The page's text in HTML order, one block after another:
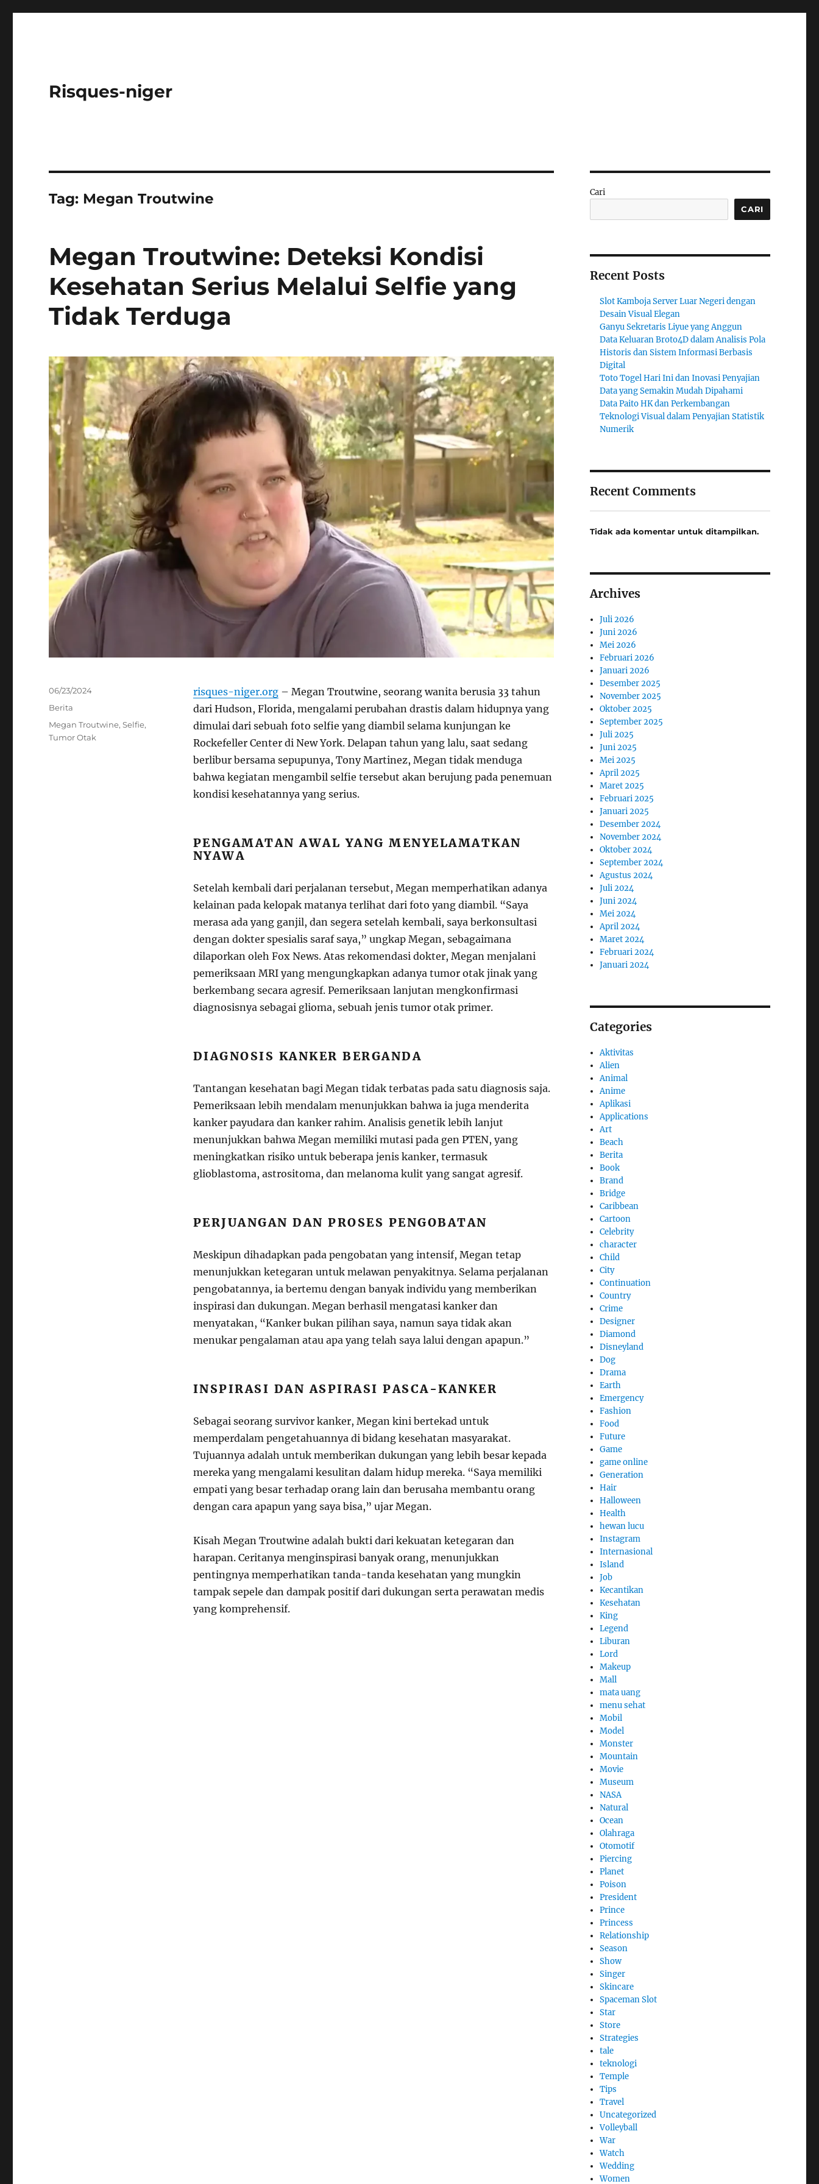
Risques-niger
Tag: Megan Troutwine
Megan Troutwine: Deteksi Kondisi
Kesehatan Serius Melalui Selfie yang
Tidak Terduga
risques-niger.org– Megan Troutwine, seorang wanita berusia 33 tahun
dari Hudson, Florida, mengalami perubahan drastis dalam hidupnya yang
dimulai dari sebuah foto selfie yang diambil selama kunjungan ke
Rockefeller Center di New York. Delapan tahun yang lalu, saat sedang
berlibur bersama sepupunya, Tony Martinez, Megan tidak menduga
bahwa kegiatan mengambil selfie tersebut akan berujung pada penemuan
kondisi kesehatannya yang serius.
PENGAMATAN AWAL YANG MENYELAMATKAN
NYAWA
Setelah kembali dari perjalanan tersebut, Megan memperhatikan adanya
kelainan pada kelopak matanya terlihat dari foto yang diambil. “Saya
merasa ada yang ganjil, dan segera setelah kembali, saya berkonsultasi
dengan dokter spesialis saraf saya,” ungkap Megan, sebagaimana
dilaporkan oleh Fox News. Atas rekomendasi dokter, Megan menjalani
pemeriksaan MRI yang mengungkapkan adanya tumor otak jinak yang
berkembang secara agresif. Pemeriksaan lanjutan mengkonfirmasi
diagnosisnya sebagai glioma, sebuah jenis tumor otak primer.
DIAGNOSIS KANKER BERGANDA
Tantangan kesehatan bagi Megan tidak terbatas pada satu diagnosis saja.
Pemeriksaan lebih mendalam menunjukkan bahwa ia juga menderita
kanker payudara dan kanker rahim. Analisis genetik lebih lanjut
menunjukkan bahwa Megan memiliki mutasi pada gen PTEN, yang
meningkatkan risiko untuk beberapa jenis kanker, termasuk
glioblastoma, astrositoma, dan melanoma kulit yang sangat agresif.
PERJUANGAN DAN PROSES PENGOBATAN
Meskipun dihadapkan pada pengobatan yang intensif, Megan tetap
menunjukkan ketegaran untuk melawan penyakitnya. Selama perjalanan
pengobatannya, ia bertemu dengan banyak individu yang memberikan
inspirasi dan dukungan. Megan berhasil mengatasi kanker dan
menyatakan, “Kanker bukan pilihan saya, namun saya tidak akan
menukar pengalaman atau apa yang telah saya lalui dengan apapun.”
INSPIRASI DAN ASPIRASI PASCA-KANKER
Sebagai seorang survivor kanker, Megan kini bertekad untuk
memperdalam pengetahuannya di bidang kesehatan masyarakat.
Tujuannya adalah untuk memberikan dukungan yang lebih besar kepada
mereka yang mengalami kesulitan dalam hidup mereka. “Saya memiliki
empati yang besar terhadap orang lain dan berusaha membantu orang
dengan cara apapun yang saya bisa,” ujar Megan.
Kisah Megan Troutwine adalah bukti dari kekuatan ketegaran dan
harapan. Ceritanya menginspirasi banyak orang, menunjukkan
pentingnya memperhatikan tanda-tanda kesehatan yang mungkin
tampak sepele dan dampak positif dari dukungan serta perawatan medis
yang komprehensif.
Posted
on
06/23/2024
Categories
Berita
Tags
Megan Troutwine,Selfie,
Tumor Otak
Cari
CARI
Recent Posts
Slot Kamboja Server Luar Negeri dengan
Desain Visual Elegan
Ganyu Sekretaris Liyue yang Anggun
Data Keluaran Broto4D dalam Analisis Pola
Historis dan Sistem Informasi Berbasis
Digital
Toto Togel Hari Ini dan Inovasi Penyajian
Data yang Semakin Mudah Dipahami
Data Paito HK dan Perkembangan
Teknologi Visual dalam Penyajian Statistik
Numerik
Recent Comments
Tidak ada komentar untuk ditampilkan.
Archives
Juli 2026
Juni 2026
Mei 2026
Februari 2026
Januari 2026
Desember 2025
November 2025
Oktober 2025
September 2025
Juli 2025
Juni 2025
Mei 2025
April 2025
Maret 2025
Februari 2025
Januari 2025
Desember 2024
November 2024
Oktober 2024
September 2024
Agustus 2024
Juli 2024
Juni 2024
Mei 2024
April 2024
Maret 2024
Februari 2024
Januari 2024
Categories
Aktivitas
Alien
Animal
Anime
Aplikasi
Applications
Art
Beach
Berita
Book
Brand
Bridge
Caribbean
Cartoon
Celebrity
character
Child
City
Continuation
Country
Crime
Designer
Diamond
Disneyland
Dog
Drama
Earth
Emergency
Fashion
Food
Future
Game
game online
Generation
Hair
Halloween
Health
hewan lucu
Instagram
Internasional
Island
Job
Kecantikan
Kesehatan
King
Legend
Liburan
Lord
Makeup
Mall
mata uang
menu sehat
Mobil
Model
Monster
Mountain
Movie
Museum
NASA
Natural
Ocean
Olahraga
Otomotif
Piercing
Planet
Poison
President
Prince
Princess
Relationship
Season
Show
Singer
Skincare
Spaceman Slot
Star
Store
Strategies
tale
teknologi
Temple
Tips
Travel
Uncategorized
Volleyball
War
Watch
Wedding
Women